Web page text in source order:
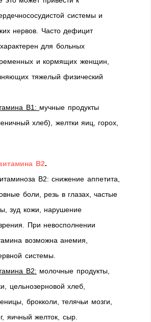
системы и
нервов. Часто дефицит
для больных
и кормящих женщин,
тяжелый физический
В1: мучные продукты
хлеб), желтки яиц, горох,
В2.
В2: снижение аппетита,
боли, резь в глазах, частые
зуд кожи, нарушение
При невосполнении
возможна анемия,
системы.
В2: молочные продукты,
цельнозерновой хлеб,
брокколи, телячьи мозги,
яичный желток, сыр.